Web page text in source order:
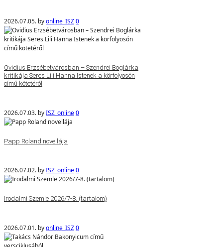
2026.07.05. byonline_ISZ0
Ovidius Erzsébetvárosban – Szendrei Boglárka
kritikája Seres Lili Hanna Istenek a körfolyosón
című kötetéről
2026.07.03. byISZ_online0
Papp Roland novellája
2026.07.02. byISZ_online0
Irodalmi Szemle 2026/7-8. (tartalom)
2026.07.01. byonline_ISZ0